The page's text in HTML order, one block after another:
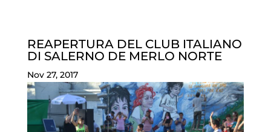
REAPERTURA DEL CLUB ITALIANO
DI SALERNO DE MERLO NORTE
Nov 27, 2017